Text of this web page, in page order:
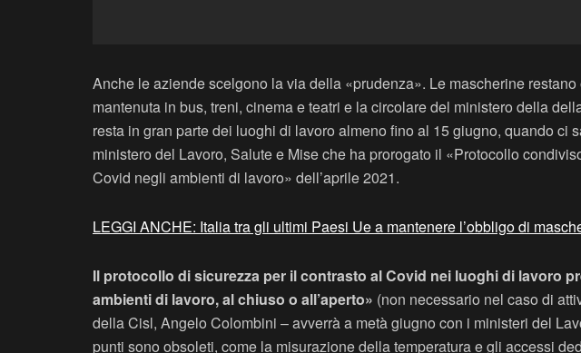
Anche le aziende scelgono la via della «prudenza». Le mascherine
mantenuta in bus, treni, cinema e teatri e la circolare del ministero della
resta in gran parte dei luoghi di lavoro almeno fino al 15 giugno, quando
ministero del Lavoro, Salute e Mise che ha prorogato il «Protocollo
Covid negli ambienti di lavoro» dell’aprile 2021.
LEGGI ANCHE: Italia tra gli ultimi Paesi Ue a mantenere l’obbligo di
Il protocollo di sicurezza per il contrasto al Covid nei luoghi di lavoro
ambienti di lavoro, al chiuso o all’aperto» (non necessario nel caso di
della Cisl, Angelo Colombini – avverrà a metà giugno con i ministeri del
punti sono obsoleti, come la misurazione della temperatura e gli accessi